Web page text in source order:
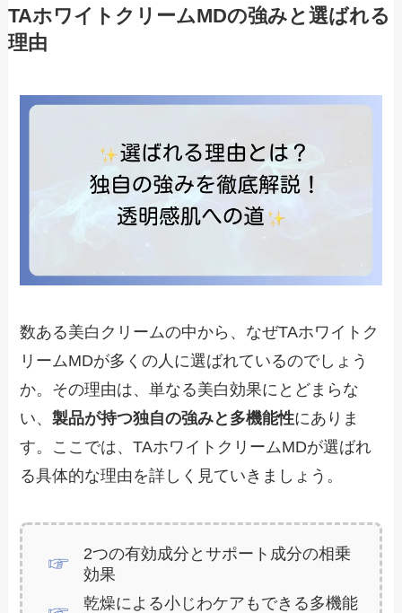
TAホワイトクリームMDの強みと選ばれる
理由
数ある美白クリームの中から、なぜTAホワイトク
リームMDが多くの人に選ばれているのでしょう
か。その理由は、単なる美白効果にとどまらな
い、製品が持つ独自の強みと多機能性にありま
す。ここでは、TAホワイトクリームMDが選ばれ
る具体的な理由を詳しく見ていきましょう。
2つの有効成分とサポート成分の相乗
効果
乾燥による小じわケアもできる多機能